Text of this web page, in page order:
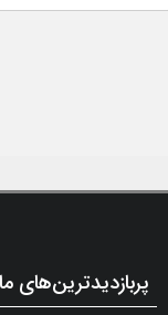
پربازدیدترین‌های ماه